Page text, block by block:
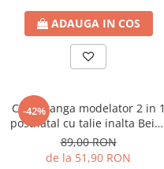
ADAUGA IN COS
-42%
Chilot tanga modelator 2 in 1
postnatal cu talie inalta Beige
Rose Girl
89,00 RON
de la 51,90 RON